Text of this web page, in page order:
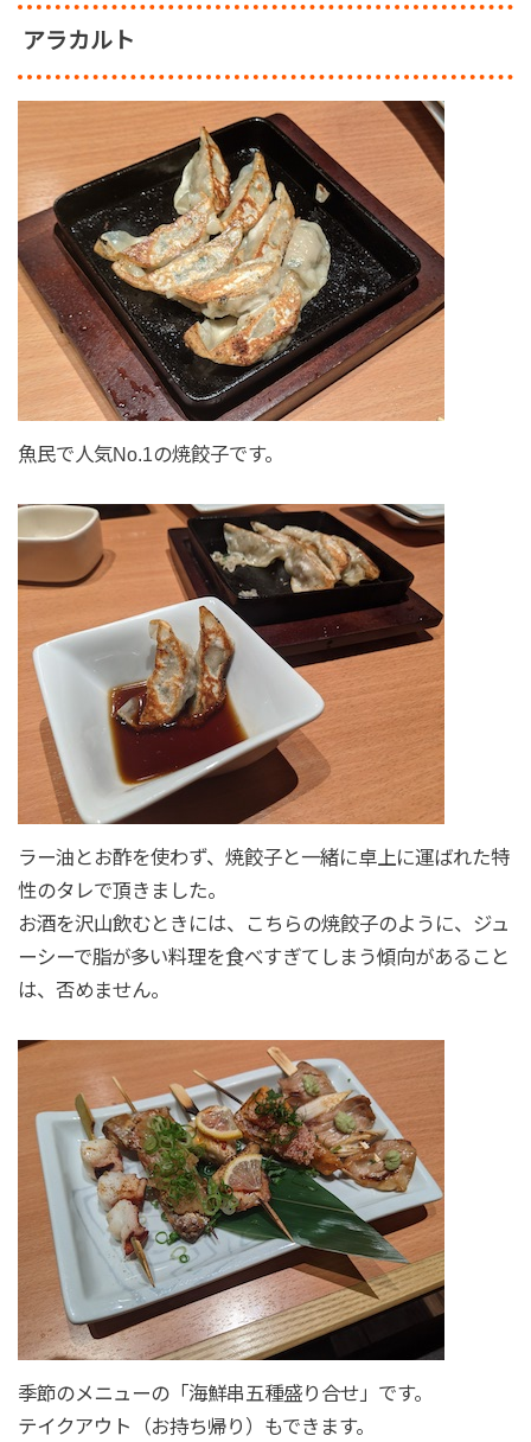
アラカルト
魚民で人気No.1の焼餃子です。
ラー油とお酢を使わず、焼餃子と一緒に卓上に運ばれた特
性のタレで頂きました。
お酒を沢山飲むときには、こちらの焼餃子のように、ジュ
ーシーで脂が多い料理を食べすぎてしまう傾向があること
は、否めません。
季節のメニューの「海鮮串五種盛り合せ」です。
テイクアウト（お持ち帰り）もできます。